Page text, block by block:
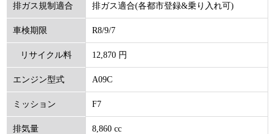
排ガス規制適合 排ガス適合(各都市登録&乗り入れ可)
車検期限 R8/9/7
リサイクル料
(円)
12,870 円
エンジン型式 A09C
ミッション F7
排気量 8,860 cc